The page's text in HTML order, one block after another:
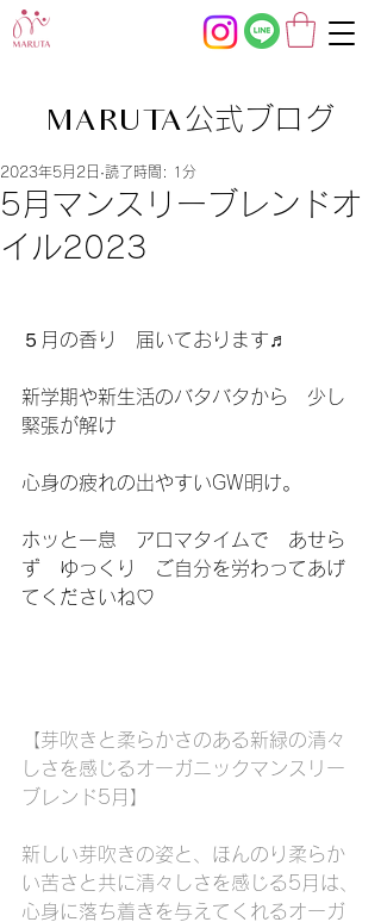
MARUTA公式ブログ
5月マンスリーブレンドオ
イル2023
2023年5月2日 読了時間: 1分
５月の香り　届いております♬
新学期や新生活のバタバタから　少し
緊張が解け
心身の疲れの出やすいGW明け。
ホッと一息　アロマタイムで　あせら
ず　ゆっくり　ご自分を労わってあげ
てくださいね♡
【芽吹きと柔らかさのある新緑の清々
しさを感じるオーガニックマンスリー
ブレンド5月】
新しい芽吹きの姿と、ほんのり柔らか
い苦さと共に清々しさを感じる5月は、
心身に落ち着きを与えてくれるオーガ